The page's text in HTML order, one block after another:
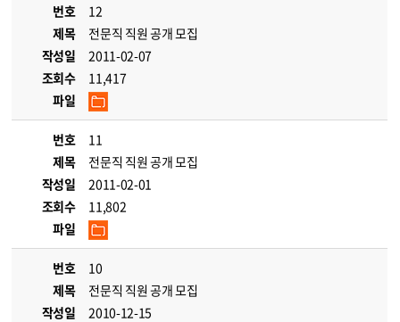
번호
12
제목
전문직 직원 공개 모집
작성일
2011-02-07
조회수
11,417
파일
번호
11
제목
전문직 직원 공개 모집
작성일
2011-02-01
조회수
11,802
파일
번호
10
제목
전문직 직원 공개 모집
작성일
2010-12-15